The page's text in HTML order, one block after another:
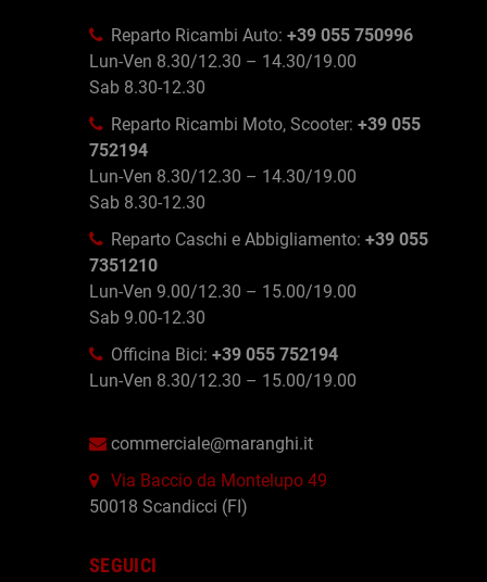
Reparto Ricambi Auto: +39 055 750996
Lun-Ven 8.30/12.30 – 14.30/19.00
Sab 8.30-12.30
Reparto Ricambi Moto, Scooter: +39 055
752194
Lun-Ven 8.30/12.30 – 14.30/19.00
Sab 8.30-12.30
Reparto Caschi e Abbigliamento: +39 055
7351210
Lun-Ven 9.00/12.30 – 15.00/19.00
Sab 9.00-12.30
Officina Bici: +39 055 752194
Lun-Ven 8.30/12.30 – 15.00/19.00
commerciale@maranghi.it
Via Baccio da Montelupo 49
50018 Scandicci (FI)
SEGUICI